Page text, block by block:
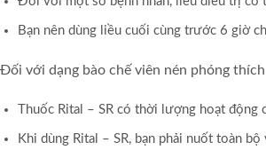
Bạn nên dùng liều cuối cùng trước 6 giờ
Đối với dạng bào chế viên nén phóng thích
Thuốc Rital – SR có thời lượng hoạt
Khi dùng Rital – SR, bạn phải nuốt toàn